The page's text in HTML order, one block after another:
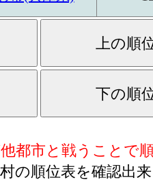
都市と戦うことで
の順位表を確認出